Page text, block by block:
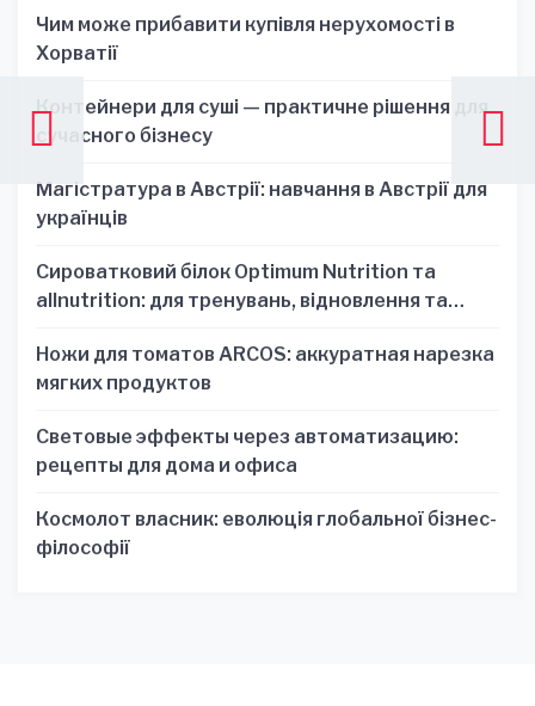
Чим може прибавити купівля нерухомості в
Хорватії
Контейнери для суші — практичне рішення для
сучасного бізнесу
Магістратура в Австрії: навчання в Австрії для
українців
Сироватковий білок Optimum Nutrition та
allnutrition: для тренувань, відновлення та
Ножи для томатов ARCOS: аккуратная нарезка
мягких продуктов
Световые эффекты через автоматизацию:
рецепты для дома и офиса
Космолот власник: еволюція глобальної бізнес-
філософії